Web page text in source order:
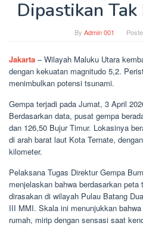
Dipastikan
By Admin 001
Jakarta – Wilayah Maluku Utara
dengan kekuatan magnitudo 5,2.
menimbulkan potensi tsunami.
Gempa terjadi pada Jumat, 3 April
Berdasarkan data, pusat gempa
dan 126,50 Bujur Timur. Lokasinya
di arah barat laut Kota Ternate,
kilometer.
Pelaksana Tugas Direktur Gempa
menjelaskan bahwa berdasarkan
dirasakan di wilayah Pulau Batang
III MMI. Skala ini menunjukkan
rumah, mirip dengan sensasi saat